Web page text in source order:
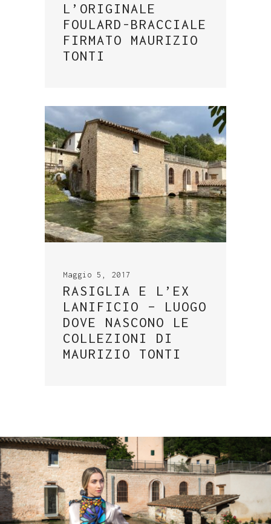
L’ORIGINALE
FOULARD-BRACCIALE
FIRMATO MAURIZIO
TONTI
Maggio 5, 2017
RASIGLIA E L’EX
LANIFICIO – LUOGO
DOVE NASCONO LE
COLLEZIONI DI
MAURIZIO TONTI